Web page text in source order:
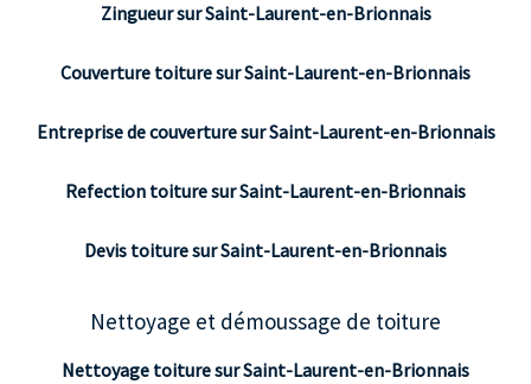
Zingueur sur Saint-Laurent-en-Brionnais
Couverture toiture sur Saint-Laurent-en-Brionnais
Entreprise de couverture sur Saint-Laurent-en-Brionnais
Refection toiture sur Saint-Laurent-en-Brionnais
Devis toiture sur Saint-Laurent-en-Brionnais
Nettoyage et démoussage de toiture
Nettoyage toiture sur Saint-Laurent-en-Brionnais